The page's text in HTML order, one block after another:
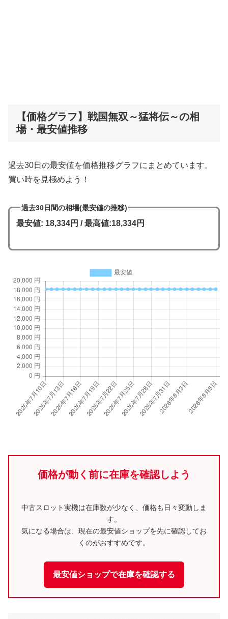
【価格グラフ】戦国無双～猛将伝～の相
場・最安値推移
過去30日の最安値を価格推移グラフにまとめています。
買い時を見極めよう！
過去30日間の相場(最安値の推移)
最安値: 18,334円 / 最高値:18,334円
価格が動く前に在庫を確認しよう
中古スロット実機は在庫数が少なく、価格も日々変動しま
す。
気になる場合は、現在の最安値ショップを先に確認してお
くのがおすすめです。
最安値ショップで在庫を確認する